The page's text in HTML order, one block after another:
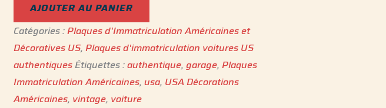
AJOUTER AU PANIER
Catégories :Plaques d'Immatriculation Américaines et
Décoratives US,Plaques d'immatriculation voitures US
authentiquesÉtiquettes :authentique,garage,Plaques
Immatriculation Américaine‎s,usa, USA Décorations
Américaines, vintage, voiture